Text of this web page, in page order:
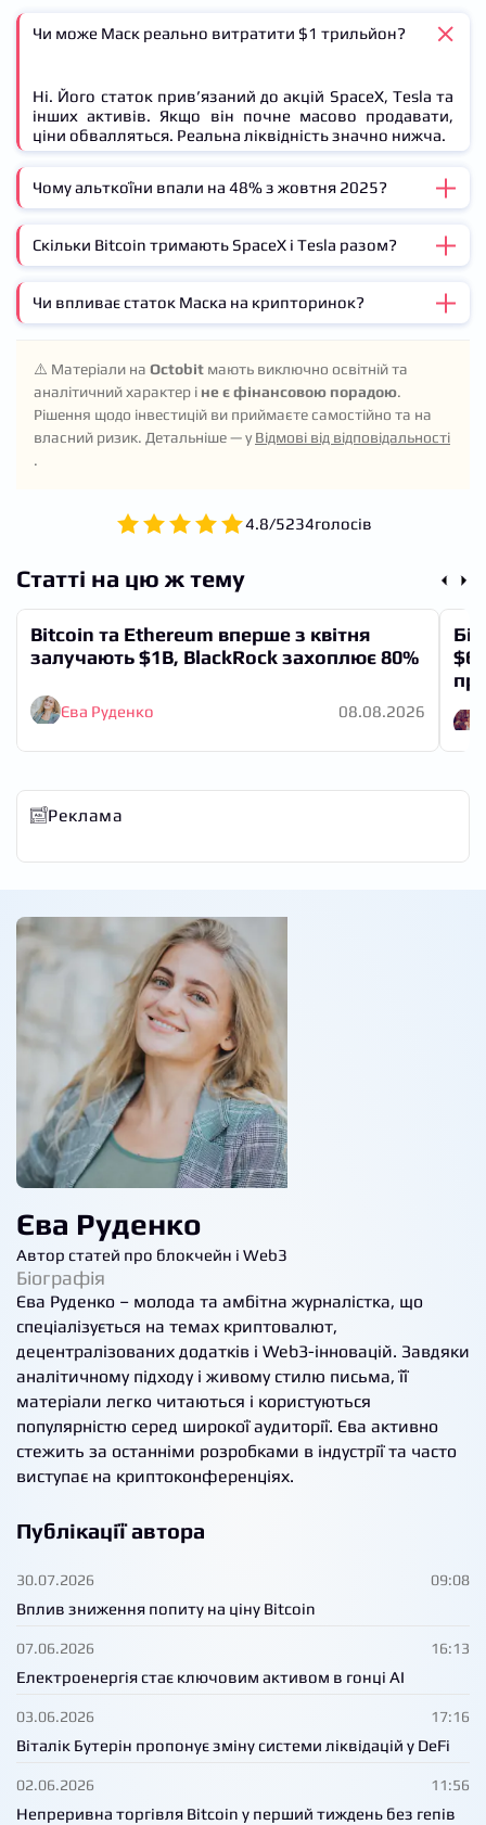
Чи може Маск реально витратити $1 трильйон?
Ні. Його статок прив’язаний до акцій SpaceX, Tesla та
інших активів. Якщо він почне масово продавати,
ціни обвалляться. Реальна ліквідність значно нижча.
Чому альткоїни впали на 48% з жовтня 2025?
Три причини: відтік інституційних грошей в AI-акції,
регуляторний тиск у США/ЄС, розчарування в DeFi
через хаки і падіння TVL. Ліквідність пішла в tech
giants.
Скільки Bitcoin тримають SpaceX і Tesla разом?
SpaceX — 18,712 BTC, Tesla — 11,509 BTC. Разом
30,221 BTC (~$2.1 млрд за курсом $70,000). Це 5-те
Чи впливає статок Маска на крипторинок?
Опосередковано — так. Його твіти рухають Dogecoin,
корпоративні BTC-резерви підтримують довіру до
Bitcoin, а IPO SpaceX забрало ліквідність з альткоїнів.
⚠️ Матеріали на Octobit мають виключно освітній та
аналітичний характер і не є фінансовою порадою.
Рішення щодо інвестицій ви приймаєте самостійно та на
власний ризик. Детальніше — уВідмові від відповідальності
.
4.8/5234голосів
Статті на цю ж тему
Bitcoin та Ethereum вперше з квітня
залучають $1B, BlackRock захоплює 80%
Єва Руденко 08.08.2026
Реклама
Єва Руденко
Автор статей про блокчейн і Web3
Біографія
Єва Руденко – молода та амбітна журналістка, що
спеціалізується на темах криптовалют,
децентралізованих додатків і Web3-інновацій. Завдяки
аналітичному підходу і живому стилю письма, її
матеріали легко читаються і користуються
популярністю серед широкої аудиторії. Єва активно
стежить за останніми розробками в індустрії та часто
виступає на криптоконференціях.
Публікації автора
30.07.2026 09:08
Вплив зниження попиту на ціну Bitcoin
07.06.2026 16:13
Електроенергія стає ключовим активом в гонці AI
03.06.2026 17:16
Віталік Бутерін пропонує зміну системи ліквідацій у DeFi
02.06.2026 11:56
Непреривна торгівля Bitcoin у перший тиждень без гепів